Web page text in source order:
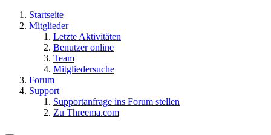
Startseite
Mitglieder
Letzte Aktivitäten
Benutzer online
Team
Mitgliedersuche
Forum
Support
Supportanfrage ins Forum stellen
Zu Threema.com